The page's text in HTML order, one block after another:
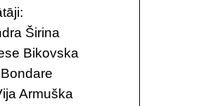
Širina
Bikovska
Armuška